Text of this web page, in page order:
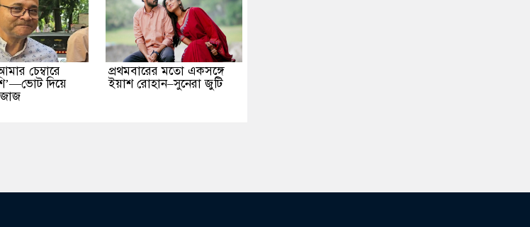
চেম্বারে
দিয়ে
প্রথমবারের মতো একসঙ্গে
ইয়াশ রোহান–সুনেরা জুটি